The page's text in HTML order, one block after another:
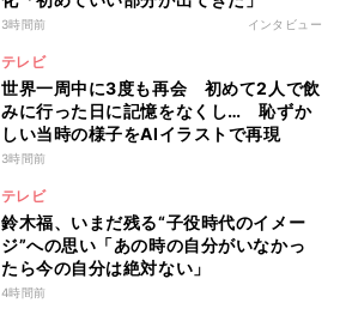
3時間前 インタビュー
テレビ
世界一周中に3度も再会 初めて2人で飲
みに行った日に記憶をなくし… 恥ずか
しい当時の様子をAIイラストで再現
3時間前
テレビ
鈴木福、いまだ残る“子役時代のイメー
ジ”への思い「あの時の自分がいなかっ
たら今の自分は絶対ない」
4時間前